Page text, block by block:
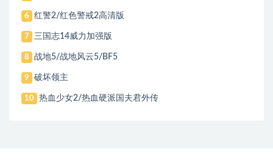
6 红警2/红色警戒2高清版
7 三国志14威力加强版
8 战地5/战地风云5/BF5
9 破坏领主
10 热血少女2/热血硬派国夫君外传